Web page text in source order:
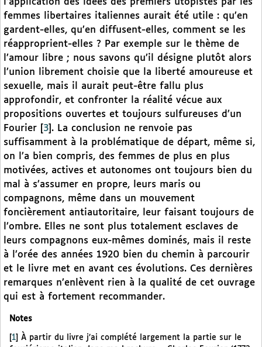
l’application des idées des premiers utopistes par les
femmes libertaires italiennes aurait été utile : qu’en
gardent-elles, qu’en diffusent-elles, comment se les
réapproprient-elles ? Par exemple sur le thème de
l’amour libre ; nous savons qu’il désigne plutôt alors
l’union librement choisie que la liberté amoureuse et
sexuelle, mais il aurait peut-être fallu plus
approfondir, et confronter la réalité vécue aux
propositions ouvertes et toujours sulfureuses d’un
Fourier
3 . La conclusion ne renvoie pas
suffisamment à la problématique de départ, même si,
on l’a bien compris, des femmes de plus en plus
motivées, actives et autonomes ont toujours bien du
mal à s’assumer en propre, leurs maris ou
compagnons, même dans un mouvement
foncièrement antiautoritaire, leur faisant toujours de
l’ombre. Elles ne sont plus totalement esclaves de
leurs compagnons eux-mêmes dominés, mais il reste
à l’orée des années 1920 bien du chemin à parcourir
et le livre met en avant ces évolutions. Ces dernières
remarques n’enlèvent rien à la qualité de cet ouvrage
qui est à fortement recommander.
Notes
1
À partir du livre j’ai complété largement la partie sur le